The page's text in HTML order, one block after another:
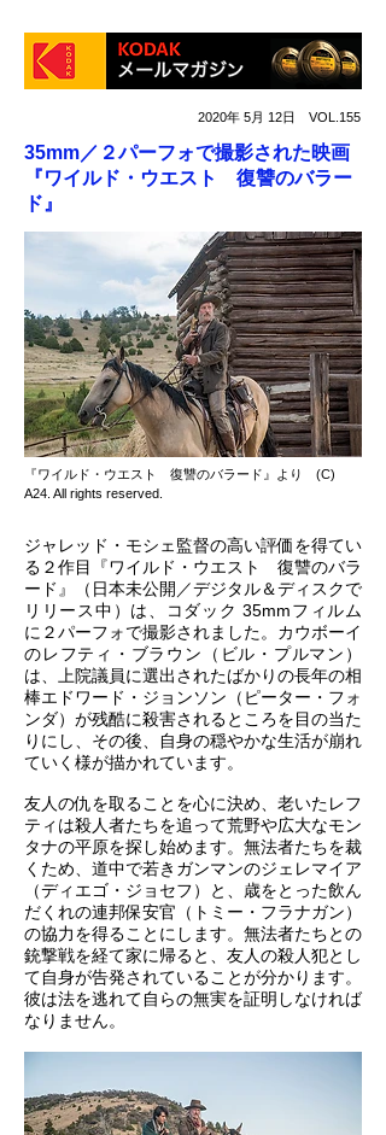
2020年 5月 12日 VOL.155
35mm／２パーフォで撮影された映画
『ワイルド・ウエスト 復讐のバラー
ド』
『ワイルド・ウエスト 復讐のバラード』より (C)
A24. All rights reserved.
ジャレッド・モシェ監督の高い評価を得てい
る２作目『ワイルド・ウエスト 復讐のバラ
ード』（日本未公開／デジタル＆ディスクで
リリース中）は、コダック 35mmフィルム
に２パーフォで撮影されました。カウボーイ
のレフティ・ブラウン（ビル・プルマン）
は、上院議員に選出されたばかりの長年の相
棒エドワード・ジョンソン（ピーター・フォ
ンダ）が残酷に殺害されるところを目の当た
りにし、その後、自身の穏やかな生活が崩れ
ていく様が描かれています。
友人の仇を取ることを心に決め、老いたレフ
ティは殺人者たちを追って荒野や広大なモン
タナの平原を探し始めます。無法者たちを裁
くため、道中で若きガンマンのジェレマイア
（ディエゴ・ジョセフ）と、歳をとった飲ん
だくれの連邦保安官（トミー・フラナガン）
の協力を得ることにします。無法者たちとの
銃撃戦を経て家に帰ると、友人の殺人犯とし
て自身が告発されていることが分かります。
彼は法を逃れて自らの無実を証明しなければ
なりません。